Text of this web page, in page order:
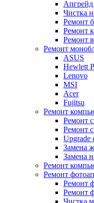
Апгрейд
Чистка
Ремонт
Ремонт
Ремонт
Ремонт
ASUS
Hewlett
Lenovo
MSI
Acer
Fujitsu
Ремонт
Ремонт
Ремонт
Upgrade
Замена
Замена
Ремонт
Ремонт
Ремонт
Ремонт
Чистка